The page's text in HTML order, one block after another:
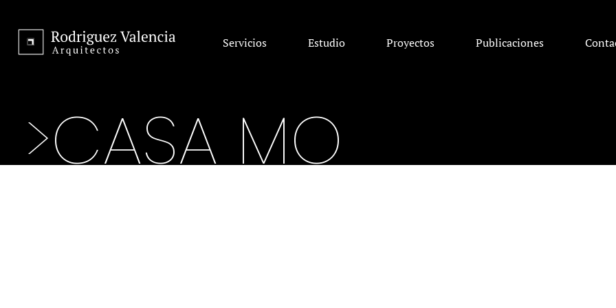
Servicios Estudio Proyectos Publicaciones
>CASA MO